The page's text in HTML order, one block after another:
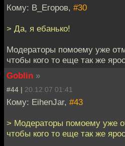
Кому: В_Егоров, #30
> Да, я ебанько!
Модераторы помоему уже
чтобы кого то еще так же
Goblin »
#44 | 20.12.07 01:41
Кому: EihenJar, #43
> Модераторы помоему уже
чтобы кого то еще так же